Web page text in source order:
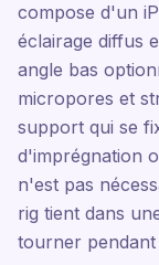
compose d'un
éclairage diffus
angle bas
micropores et
support qui se
d'imprégnation
n'est pas
rig tient dans
tourner